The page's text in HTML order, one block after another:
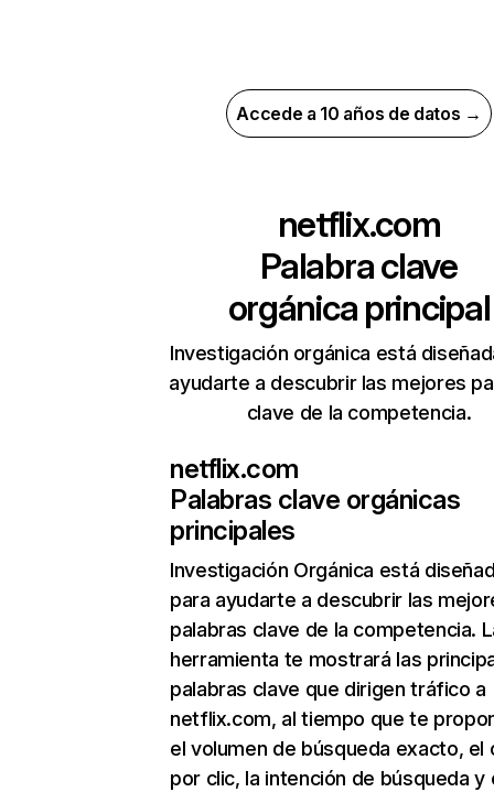
Accede a 10 años de datos →
netflix.com
Palabra clave
orgánica principal
Investigación orgánica está
ayudarte a descubrir las mejores
clave de la competencia.
netflix.com
Palabras clave orgánicas
principales
Investigación Orgánica está
para ayudarte a descubrir las
palabras clave de la competencia.
herramienta te mostrará las
palabras clave que dirigen tráfico a
netflix.com, al tiempo que te
el volumen de búsqueda exacto, el
por clic, la intención de búsqueda y